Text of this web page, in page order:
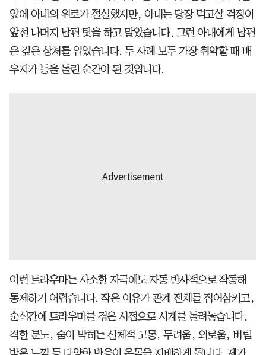
앞에 아내의 위로가 절실했지만, 아내는 당장 먹고살 걱정이
앞선 나머지 남편 탓을 하고 말았습니다. 그런 아내에게 남편
은 깊은 상처를 입었습니다. 두 사례 모두 가장 취약할 때 배
우자가 등을 돌린 순간이 된 것입니다.
이런 트라우마는 사소한 자극에도 자동 반사적으로 작동해
통제하기 어렵습니다. 작은 이유가 관계 전체를 집어삼키고,
순식간에 트라우마를 겪은 시점으로 시계를 돌려놓습니다.
격한 분노, 숨이 막히는 신체적 고통, 두려움, 외로움, 버림